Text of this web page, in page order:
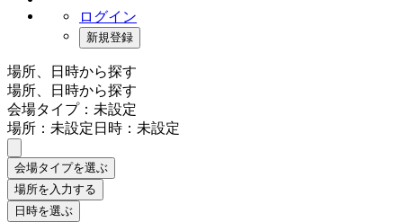
ログイン
新規登録
場所、日時から探す
場所、日時から探す
会場タイプ：未設定
場所：未設定日時：未設定
会場タイプを選ぶ
場所を入力する
日時を選ぶ